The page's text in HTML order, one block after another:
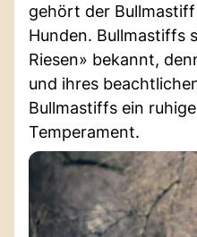
gehört der
Hunden. Bullmastiffs
Riesen» bekannt,
und ihres
Bullmastiffs ein
Temperament.